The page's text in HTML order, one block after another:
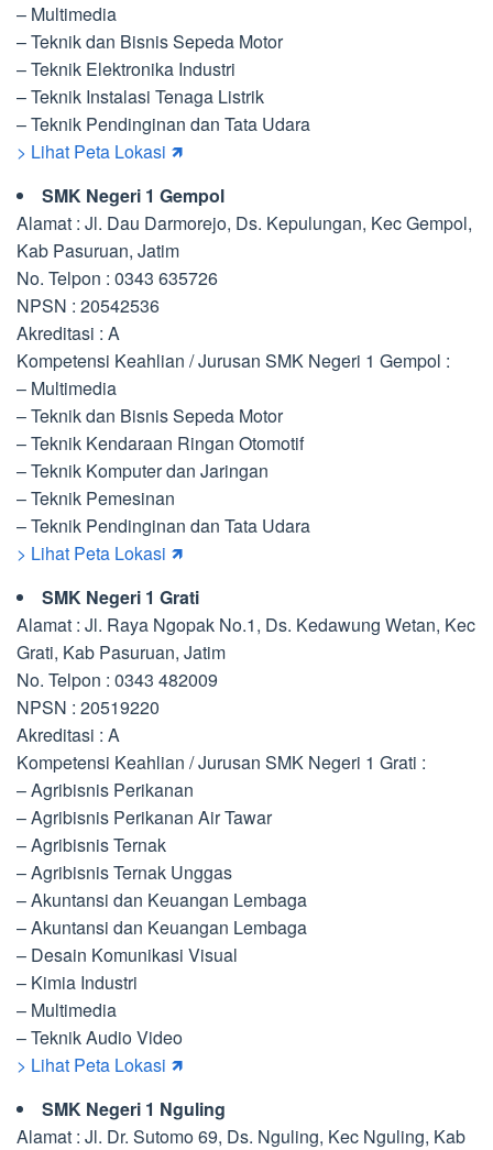
– Multimedia
– Teknik dan Bisnis Sepeda Motor
– Teknik Elektronika Industri
– Teknik Instalasi Tenaga Listrik
– Teknik Pendinginan dan Tata Udara
> Lihat Peta Lokasi 🡽
SMK Negeri 1 Gempol
Alamat : Jl. Dau Darmorejo, Ds. Kepulungan, Kec Gempol,
Kab Pasuruan, Jatim
No. Telpon : 0343 635726
NPSN : 20542536
Akreditasi : A
Kompetensi Keahlian / Jurusan SMK Negeri 1 Gempol :
– Multimedia
– Teknik dan Bisnis Sepeda Motor
– Teknik Kendaraan Ringan Otomotif
– Teknik Komputer dan Jaringan
– Teknik Pemesinan
– Teknik Pendinginan dan Tata Udara
> Lihat Peta Lokasi 🡽
SMK Negeri 1 Grati
Alamat : Jl. Raya Ngopak No.1, Ds. Kedawung Wetan, Kec
Grati, Kab Pasuruan, Jatim
No. Telpon : 0343 482009
NPSN : 20519220
Akreditasi : A
Kompetensi Keahlian / Jurusan SMK Negeri 1 Grati :
– Agribisnis Perikanan
– Agribisnis Perikanan Air Tawar
– Agribisnis Ternak
– Agribisnis Ternak Unggas
– Akuntansi dan Keuangan Lembaga
– Akuntansi dan Keuangan Lembaga
– Desain Komunikasi Visual
– Kimia Industri
– Multimedia
– Teknik Audio Video
> Lihat Peta Lokasi 🡽
SMK Negeri 1 Nguling
Alamat : Jl. Dr. Sutomo 69, Ds. Nguling, Kec Nguling, Kab